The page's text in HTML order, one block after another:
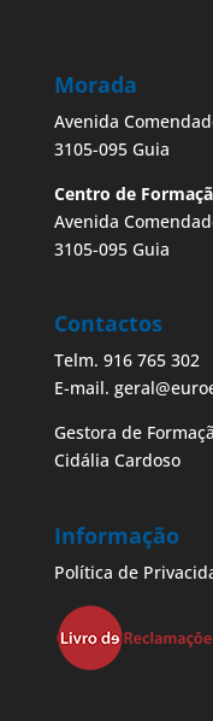
Morada
Avenida
3105-095 Guia
Centro de
Avenida
3105-095 Guia
Contactos
Telm. 916 765 302
E-mail.
Gestora de
Cidália Cardoso
Informação
Política de